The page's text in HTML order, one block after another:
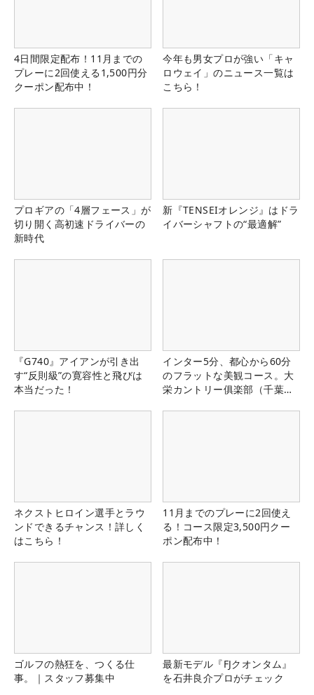
4日間限定配布！11月までの
プレーに2回使える1,500円分
クーポン配布中！
今年も男女プロが強い「キャ
ロウェイ」のニュース一覧は
こちら！
プロギアの「4層フェース」が
切り開く高初速ドライバーの
新時代
新『TENSEIオレンジ』はドラ
イバーシャフトの“最適解”
『G740』アイアンが引き出
す“反則級”の寛容性と飛びは
本当だった！
インター5分、都心から60分
のフラットな美観コース。大
栄カントリー俱楽部（千葉
ネクストヒロイン選手とラウ
ンドできるチャンス！詳しく
はこちら！
11月までのプレーに2回使え
る！コース限定3,500円クー
ポン配布中！
ゴルフの熱狂を、つくる仕
事。｜スタッフ募集中
最新モデル『FJクオンタム』
を石井良介プロがチェック